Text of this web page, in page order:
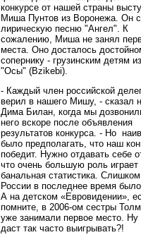
конкурсе от нашей страны
Миша Пунтов из Воронежа. Он
лирическую песню "Ангел". К
сожалению, Миша не занял
места. Оно досталось
сопернику - грузинским детям
"Осы" (Bzikebi).
- Каждый член российской
верил в нашего Мишу, - сказал
Дима Билан, когда мы
него вскоре после объявления
результатов конкурса. - Но
было предполагать, что наш
победит. Нужно отдавать себе
что очень большую роль играет
банальная статистика.
России в последнее время
А на детском «Евровидении»,
помните, в 2006-ом сестры
уже занимали первое место. Ну
даст так часто выигрывать?!